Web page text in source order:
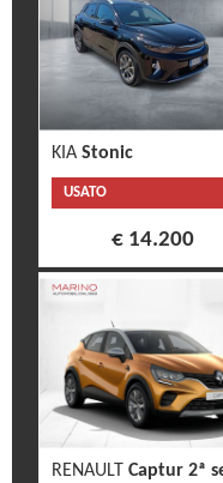
KIA Stonic
USATO
€ 14.200
RENAULT Captur 2ª